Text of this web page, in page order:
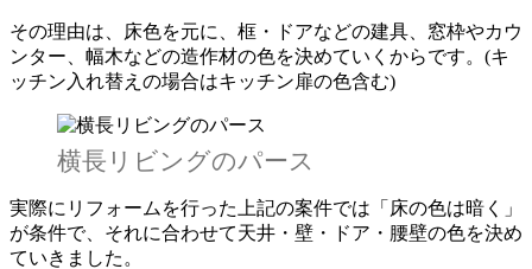
その理由は、床色を元に、框・ドアなどの建具、窓枠やカウ
ンター、幅木などの造作材の色を決めていくからです。(キ
ッチン入れ替えの場合はキッチン扉の色含む)
横長リビングのパース
実際にリフォームを行った上記の案件では「床の色は暗く」
が条件で、それに合わせて天井・壁・ドア・腰壁の色を決め
ていきました。